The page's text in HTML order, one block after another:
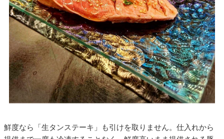
鮮度なら「生タンステーキ」も引けを取りません。仕入れから